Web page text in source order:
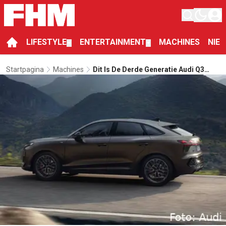
LIFESTYLE ENTERTAINMENT MACHINES
Startpagina Machines
Dit Is De Derde Generatie Audi Q3